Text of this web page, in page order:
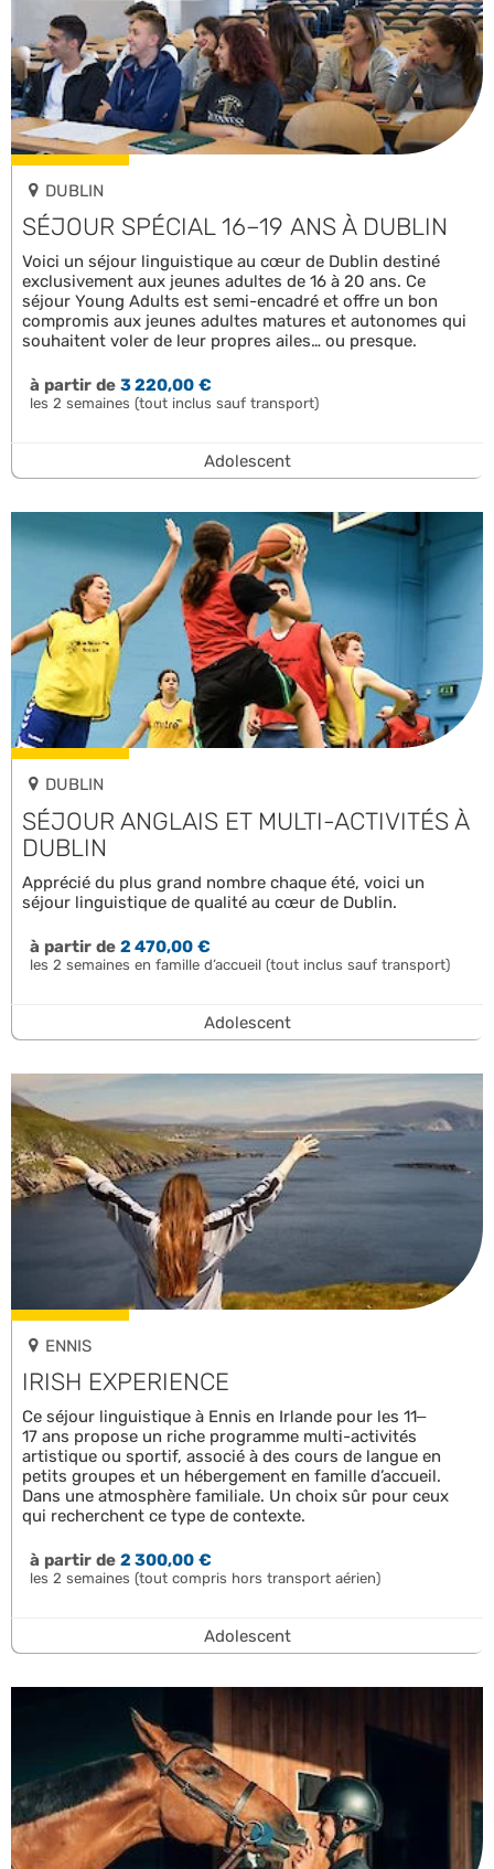
DUBLIN
SÉJOUR SPÉCIAL 16–19 ANS À DUBLIN
Voici un séjour linguistique au cœur de Dublin destiné
exclusivement aux jeunes adultes de 16 à 20 ans. Ce
séjour Young Adults est semi-encadré et offre un bon
compromis aux jeunes adultes matures et autonomes qui
souhaitent voler de leur propres ailes… ou presque.
à partir de3 220,00 €
les 2 semaines (tout inclus sauf transport)
Adolescent
DUBLIN
SÉJOUR ANGLAIS ET MULTI-ACTIVITÉS À
DUBLIN
Apprécié du plus grand nombre chaque été, voici un
séjour linguistique de qualité au cœur de Dublin.
à partir de2 470,00 €
les 2 semaines en famille d’accueil (tout inclus sauf transport)
Adolescent
ENNIS
IRISH EXPERIENCE
Ce séjour linguistique à Ennis en Irlande pour les 11–
17 ans propose un riche programme multi-activités
artistique ou sportif, associé à des cours de langue en
petits groupes et un hébergement en famille d’accueil.
Dans une atmosphère familiale. Un choix sûr pour ceux
qui recherchent ce type de contexte.
à partir de2 300,00 €
les 2 semaines (tout compris hors transport aérien)
Adolescent